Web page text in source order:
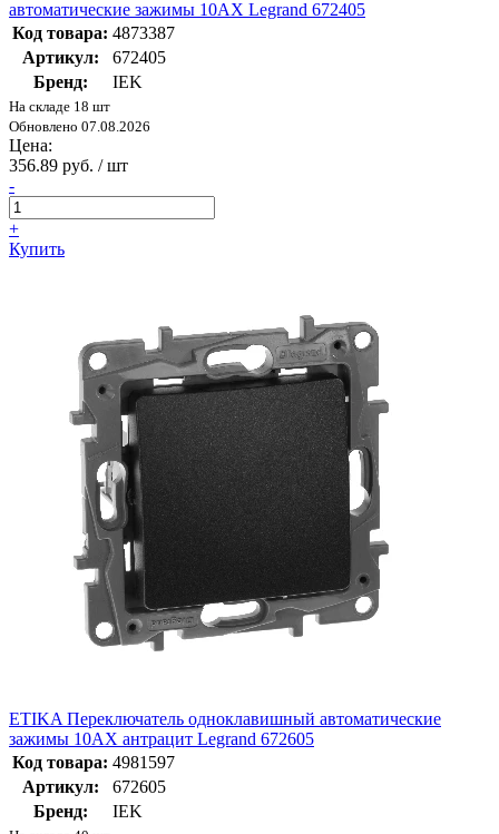
автоматические зажимы 10AX Legrand 672405
Код товара: 4873387
Артикул:
672405
Бренд:
IEK
На складе 18 шт
Обновлено 07.08.2026
Цена:
356.89 руб. / шт
-
+
Купить
ETIKA Переключатель одноклавишный автоматические
зажимы 10AX антрацит Legrand 672605
Код товара: 4981597
Артикул:
672605
Бренд:
IEK